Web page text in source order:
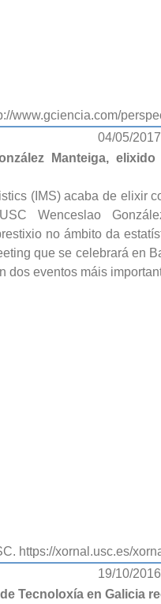
www.gciencia.com/
04/05/2017
Manteiga,
(IMS) acaba de elixir
Wenceslao
no ámbito da
que se celebrará en
dos eventos máis
https://xornal.usc.es/
19/10/2016
Tecnoloxía en Galicia